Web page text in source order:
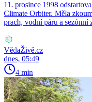
11. prosince 1998
Climate Orbiter. Měla
prach, vodní páru a sezónní
VědaŽivě.cz
dnes, 05:49
4 min